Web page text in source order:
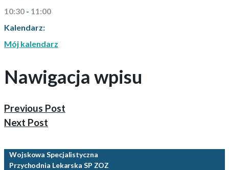
10:30 - 11:00
Kalendarz:
Mój kalendarz
Nawigacja wpisu
Previous Post
Next Post
Wojskowa Specjalistyczna
Przychodnia Lekarska SP ZOZ